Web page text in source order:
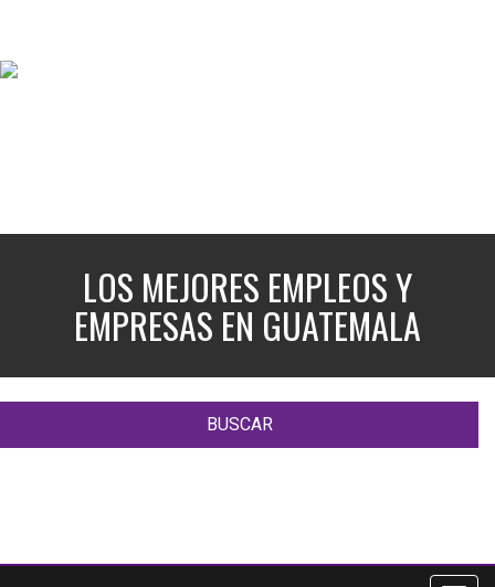
LOS MEJORES EMPLEOS Y
EMPRESAS EN GUATEMALA
BUSCAR